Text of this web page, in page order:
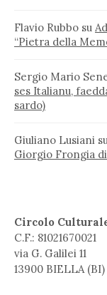
Flavio Rubbo su
“Pietra della
Sergio Mario
ses Italianu,
sardo)
Giuliano Lusiani su
Giorgio Frongia
Circolo
C.F.: 81021670021
via G. Galilei 11
13900 BIELLA (BI)